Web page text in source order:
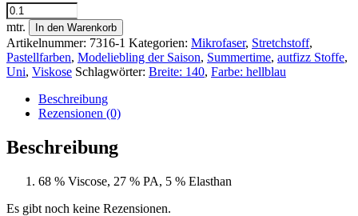
gestretchter,
leichter
Viscosegabardine
eines
deutschen
Modelabels
Menge
mtr. In den Warenkorb
Artikelnummer: 7316-1 Kategorien: Mikrofaser, Stretchstoff,
Pastellfarben, Modeliebling der Saison, Summertime, autfizz Stoffe,
Uni, Viskose Schlagwörter: Breite: 140, Farbe: hellblau
Beschreibung
Rezensionen (0)
Beschreibung
68 % Viscose, 27 % PA, 5 % Elasthan
Es gibt noch keine Rezensionen.